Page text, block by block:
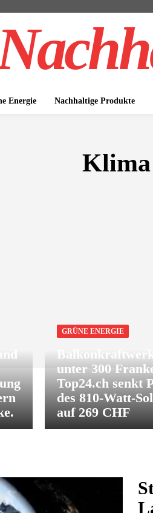
Energie Nachhaltige Produkte
GRÜNE ENERGIE
unter 300
Top24.ch senkt
des 810-Watt-
auf 269 CHF